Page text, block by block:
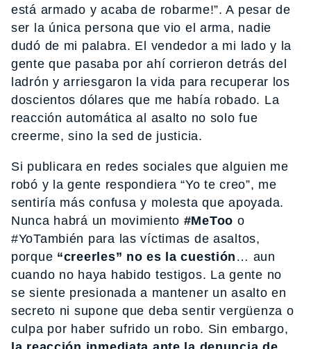
está armado y acaba de robarme!”. A pesar de
ser la única persona que vio el arma, nadie
dudó de mi palabra. El vendedor a mi lado y la
gente que pasaba por ahí corrieron detrás del
ladrón y arriesgaron la vida para recuperar los
doscientos dólares que me había robado. La
reacción automática al asalto no solo fue
creerme, sino la sed de justicia.
Si publicara en redes sociales que alguien me
robó y la gente respondiera “Yo te creo”, me
sentiría más confusa y molesta que apoyada.
Nunca habrá un movimiento #MeToo o
#YoTambién para las víctimas de asaltos,
porque “creerles” no es la cuestión … aun
cuando no haya habido testigos. La gente no
se siente presionada a mantener un asalto en
secreto ni supone que deba sentir vergüenza o
culpa por haber sufrido un robo. Sin embargo,